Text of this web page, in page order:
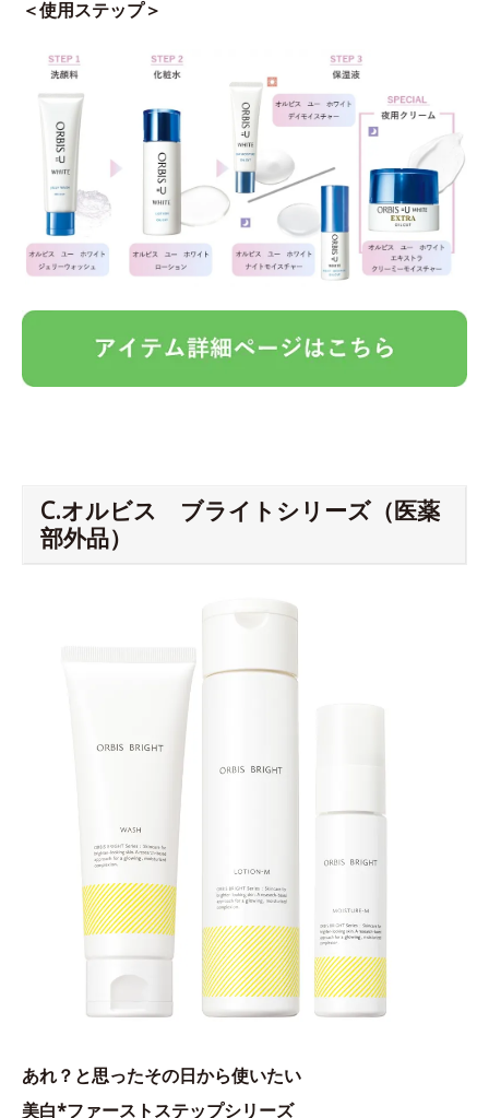
＜使用ステップ＞
C.オルビス ブライトシリーズ（医薬
部外品）
あれ？と思ったその日から使いたい
美白*ファーストステップシリーズ